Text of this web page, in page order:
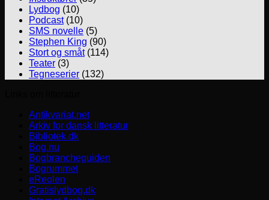
Lydbog (10)
Podcast(10)
SMS novelle (5)
Stephen King (90)
Stort og småt(114)
Teater (3)
Tegneserier (132)
Antikvariat.net
Arkiv for dansk litteratur
Bibliotek.dk
Bog.nu
Bogbrancheguiden
Bogrummet
eReolen
Gratislydbog.dk